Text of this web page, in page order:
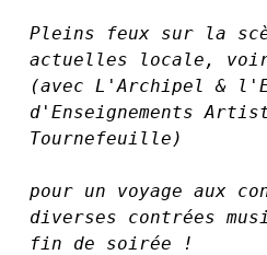
Pleins feux sur la
actuelles locale,
(avec L'Archipel &
d'Enseignements
Tournefeuille)
pour un voyage aux
diverses contrées
fin de soirée !